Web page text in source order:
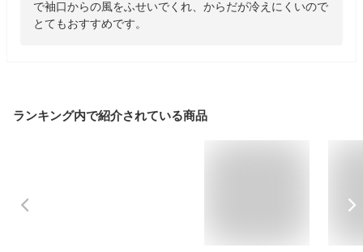
で袖口からの風をふせいでくれ、からだが冷えにくいので
とてもおすすめです。
ランキング内で紹介されている商品